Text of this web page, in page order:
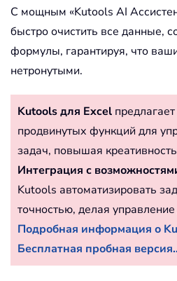
С мощным «Kutools AI
быстро очистить все данные,
формулы, гарантируя, что
нетронутыми.
Kutools для Excel
продвинутых функций для
задач, повышая
Интеграция с
Kutools автоматизировать
точностью, делая
Подробная информация о
Бесплатная пробная